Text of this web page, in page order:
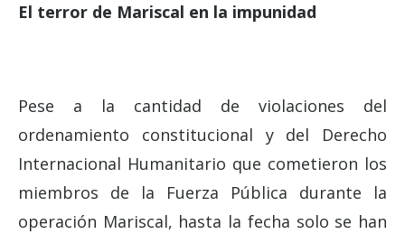
El terror de Mariscal en la impunidad
Pese a la cantidad de violaciones del
ordenamiento constitucional y del Derecho
Internacional Humanitario que cometieron los
miembros de la Fuerza Pública durante la
operación Mariscal, hasta la fecha solo se han